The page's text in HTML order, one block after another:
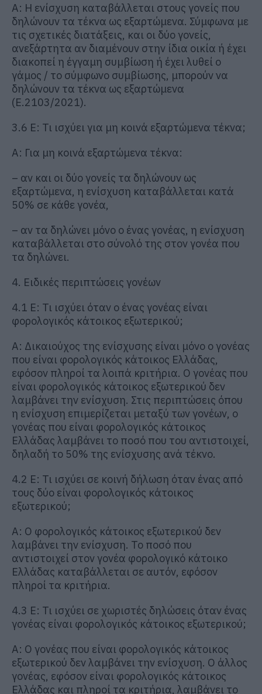
Α: Η ενίσχυση καταβάλλεται στους γονείς που
δηλώνουν τα τέκνα ως εξαρτώμενα. Σύμφωνα με
τις σχετικές διατάξεις, και οι δύο γονείς,
ανεξάρτητα αν διαμένουν στην ίδια οικία ή έχει
διακοπεί η έγγαμη συμβίωση ή έχει λυθεί ο
γάμος / το σύμφωνο συμβίωσης, μπορούν να
δηλώνουν τα τέκνα ως εξαρτώμενα
(Ε.2103/2021).
3.6 Ε: Τι ισχύει για μη κοινά εξαρτώμενα τέκνα;
Α: Για μη κοινά εξαρτώμενα τέκνα:
– αν και οι δύο γονείς τα δηλώνουν ως
εξαρτώμενα, η ενίσχυση καταβάλλεται κατά
50% σε κάθε γονέα,
– αν τα δηλώνει μόνο ο ένας γονέας, η ενίσχυση
καταβάλλεται στο σύνολό της στον γονέα που
τα δηλώνει.
4. Ειδικές περιπτώσεις γονέων
4.1 Ε: Τι ισχύει όταν ο ένας γονέας είναι
φορολογικός κάτοικος εξωτερικού;
Α: Δικαιούχος της ενίσχυσης είναι μόνο ο γονέας
που είναι φορολογικός κάτοικος Ελλάδας,
εφόσον πληροί τα λοιπά κριτήρια. Ο γονέας που
είναι φορολογικός κάτοικος εξωτερικού δεν
λαμβάνει την ενίσχυση. Στις περιπτώσεις όπου
η ενίσχυση επιμερίζεται μεταξύ των γονέων, ο
γονέας που είναι φορολογικός κάτοικος
Ελλάδας λαμβάνει το ποσό που του αντιστοιχεί,
δηλαδή το 50% της ενίσχυσης ανά τέκνο.
4.2 Ε: Τι ισχύει σε κοινή δήλωση όταν ένας από
τους δύο είναι φορολογικός κάτοικος
εξωτερικού;
Α: Ο φορολογικός κάτοικος εξωτερικού δεν
λαμβάνει την ενίσχυση. Το ποσό που
αντιστοιχεί στον γονέα φορολογικό κάτοικο
Ελλάδας καταβάλλεται σε αυτόν, εφόσον
πληροί τα κριτήρια.
4.3 Ε: Τι ισχύει σε χωριστές δηλώσεις όταν ένας
γονέας είναι φορολογικός κάτοικος εξωτερικού;
Α: Ο γονέας που είναι φορολογικός κάτοικος
εξωτερικού δεν λαμβάνει την ενίσχυση. Ο άλλος
γονέας, εφόσον είναι φορολογικός κάτοικος
Ελλάδας και πληροί τα κριτήρια, λαμβάνει το